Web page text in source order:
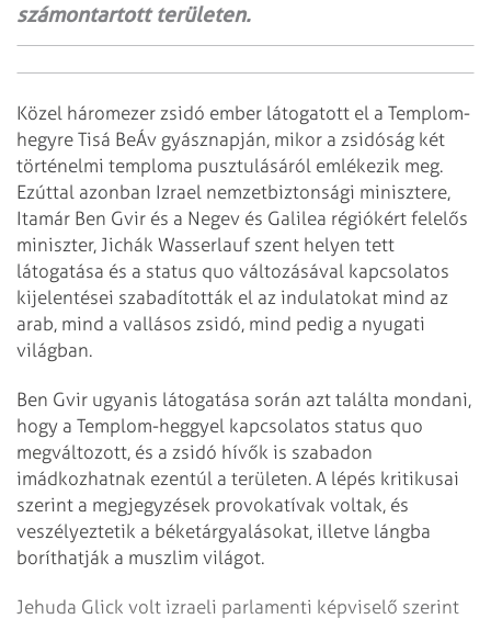
számontartott területen.
Közel háromezer zsidó ember látogatott el a Templom-
hegyre Tisá BeÁv gyásznapján, mikor a zsidóság két
történelmi temploma pusztulásáról emlékezik meg.
Ezúttal azonban Izrael nemzetbiztonsági minisztere,
Itamár Ben Gvir és a Negev és Galilea régiókért felelős
miniszter, Jichák Wasserlauf szent helyen tett
látogatása és a status quo változásával kapcsolatos
kijelentései szabadították el az indulatokat mind az
arab, mind a vallásos zsidó, mind pedig a nyugati
világban.
Ben Gvir ugyanis látogatása során azt találta mondani,
hogy a Templom-heggyel kapcsolatos status quo
megváltozott, és a zsidó hívők is szabadon
imádkozhatnak ezentúl a területen. A lépés kritikusai
szerint a megjegyzések provokatívak voltak, és
veszélyeztetik a béketárgyalásokat, illetve lángba
boríthatják a muszlim világot.
Jehuda Glick volt izraeli parlamenti képviselő szerint